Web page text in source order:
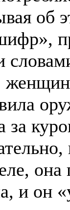
об
за
она
и он